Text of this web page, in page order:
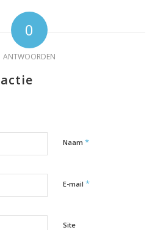
0
ANTWOORDEN
Naam *
E-mail *
Site